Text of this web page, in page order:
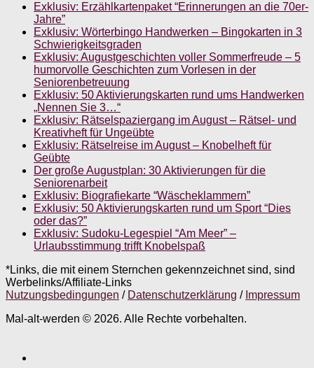
Exklusiv: Erzählkartenpaket “Erinnerungen an die 70er-
Jahre”
Exklusiv: Wörterbingo Handwerken – Bingokarten in 3
Schwierigkeitsgraden
Exklusiv: Augustgeschichten voller Sommerfreude – 5
humorvolle Geschichten zum Vorlesen in der
Seniorenbetreuung
Exklusiv: 50 Aktivierungskarten rund ums Handwerken
„Nennen Sie 3…“
Exklusiv: Rätselspaziergang im August – Rätsel- und
Kreativheft für Ungeübte
Exklusiv: Rätselreise im August – Knobelheft für
Geübte
Der große Augustplan: 30 Aktivierungen für die
Seniorenarbeit
Exklusiv: Biografiekarte “Wäscheklammern”
Exklusiv: 50 Aktivierungskarten rund um Sport “Dies
oder das?”
Exklusiv: Sudoku-Legespiel “Am Meer” –
Urlaubsstimmung trifft Knobelspaß
*Links, die mit einem Sternchen gekennzeichnet sind, sind
Werbelinks/Affiliate-Links
Nutzungsbedingungen / Datenschutzerklärung / Impressum
Mal-alt-werden © 2026. Alle Rechte vorbehalten.